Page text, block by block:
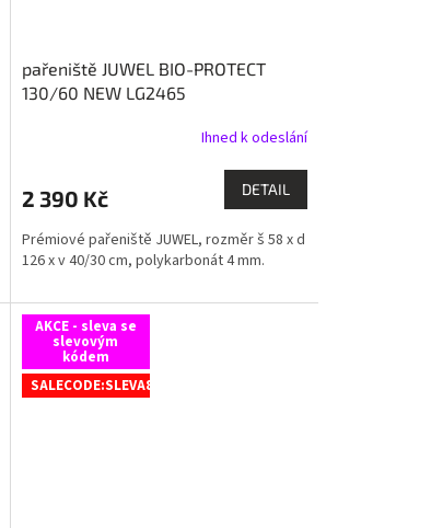
pařeniště JUWEL BIO-PROTECT
130/60 NEW LG2465
Ihned k odeslání
2 390 Kč DETAIL
Prémiové pařeniště JUWEL, rozměr š 58 x d
126 x v 40/30 cm, polykarbonát 4 mm.
AKCE - sleva se
slevovým
kódem
SALECODE:SLEVA8:8:%